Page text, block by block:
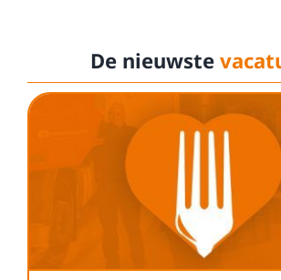
De nieuwste